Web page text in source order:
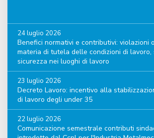
24 luglio 2026
Benefici normativi e contributivi: violazioni
materia di tutela delle condizioni di lavoro,
sicurezza nei luoghi di lavoro
23 luglio 2026
Decreto Lavoro: incentivo alla
di lavoro degli under 35
22 luglio 2026
Comunicazione semestrale contributi